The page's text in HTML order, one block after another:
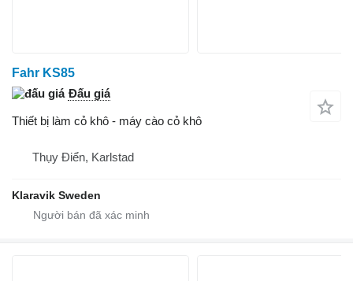
Fahr KS85
Đấu giá
Thiết bị làm cỏ khô - máy cào cỏ khô
Thụy Điển, Karlstad
Klaravik Sweden